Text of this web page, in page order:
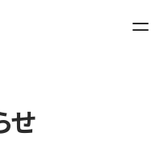
せ